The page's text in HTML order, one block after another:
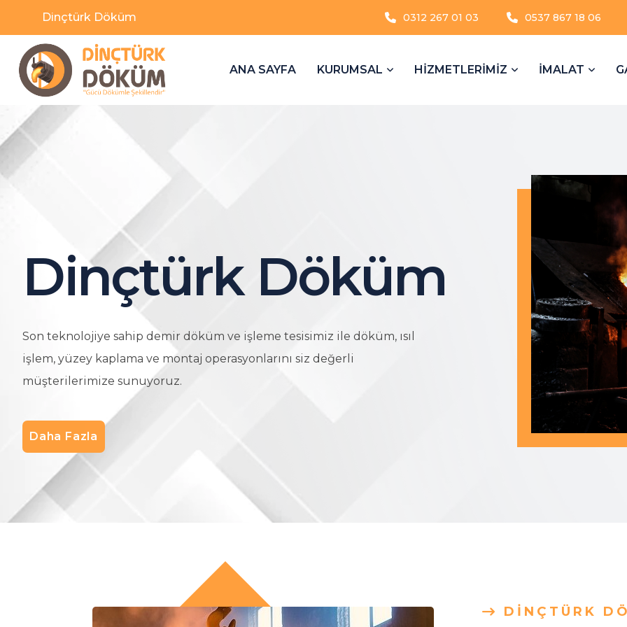
Dinçtürk Döküm 0312 267 01 03 0537 867 18 06
ANA SAYFA KURUMSAL HİZMETLERİMİZ İMALAT
Dinçtürk Döküm
Son teknolojiye sahip demir döküm ve işleme tesisimiz ile döküm, ısıl
işlem, yüzey kaplama ve montaj operasyonlarını siz değerli
müşterilerimize sunuyoruz.
Daha Fazla
DINÇTÜRK